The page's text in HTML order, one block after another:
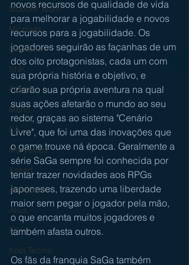
Bloober Team
Microids
Gearbox
SNK
PQube
Mario
EA
Marvelous
Xseed
Activision
Atlus
E3
Koei Tecmo
novos recursos de qualidade de vida
para melhorar a jogabilidade e novos
recursos para a jogabilidade. Os
jogadores seguirão as façanhas de um
dos oito protagonistas, cada um com
sua própria história e objetivo, e
criarão sua própria aventura na qual
suas ações afetarão o mundo ao seu
redor, graças ao sistema "Cenário
Livre", que foi uma das inovações que
o game trouxe ná época. Geralmente a
série SaGa sempre foi conhecida por
tentar trazer novidades aos RPGs
japoneses, trazendo uma liberdade
maior sem pegar o jogador pela mão,
o que encanta muitos jogadores e
também afasta outros.
Os fãs da franquia SaGa também